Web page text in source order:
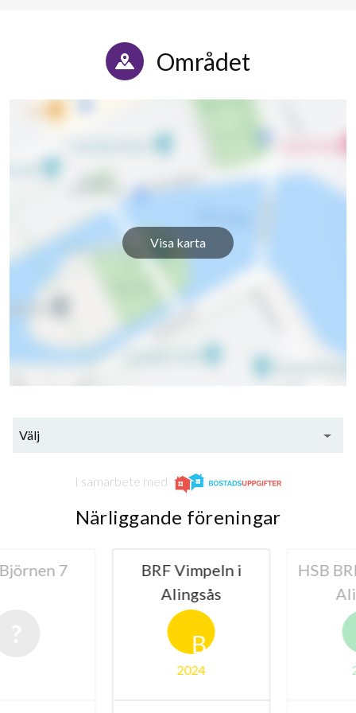
Området
Visa karta
Välj
I samarbete med
Närliggande föreningar
7
BRF Vimpeln i
Alingsås
B
2024
HSB